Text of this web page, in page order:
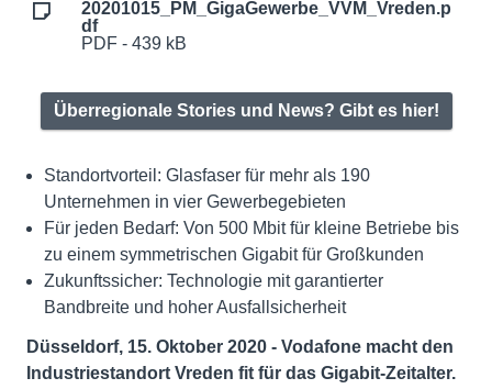
20201015_PM_GigaGewerbe_VVM_Vreden.p
df
PDF - 439 kB
Überregionale Stories und News? Gibt es hier!
Standortvorteil: Glasfaser für mehr als 190
Unternehmen in vier Gewerbegebieten
Für jeden Bedarf: Von 500 Mbit für kleine Betriebe bis
zu einem symmetrischen Gigabit für Großkunden
Zukunftssicher: Technologie mit garantierter
Bandbreite und hoher Ausfallsicherheit
Düsseldorf, 15. Oktober 2020 - Vodafone macht den
Industriestandort Vreden fit für das Gigabit-Zeitalter.